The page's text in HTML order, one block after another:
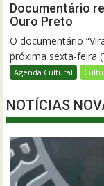
Documentário
Ouro Preto
O documentário
próxima sexta-feira
Agenda Cultural
NOTÍCIAS